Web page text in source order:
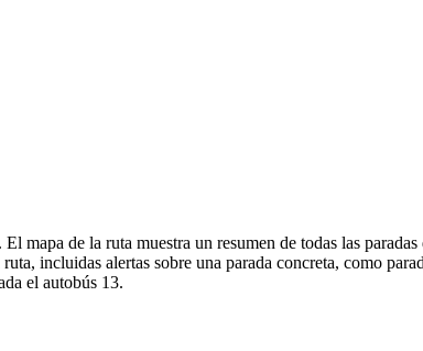
de la ruta muestra un resumen de todas las
incluidas alertas sobre una parada concreta, como
el autobús 13.